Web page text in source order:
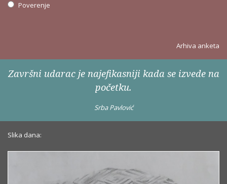
Poverenje
Arhiva anketa
Završni udarac je najefikasniji kada se izvede na
početku.
Srba Pavlović
Slika dana: